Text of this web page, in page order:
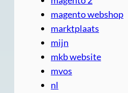
magento webshop
marktplaats
mijn
mkb website
mvos
nl